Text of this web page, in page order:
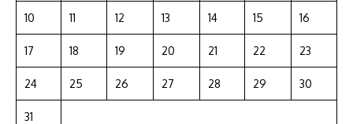
10 11 12 13 14 15 16
17 18 19 20 21 22 23
24 25 26 27 28 29 30
31